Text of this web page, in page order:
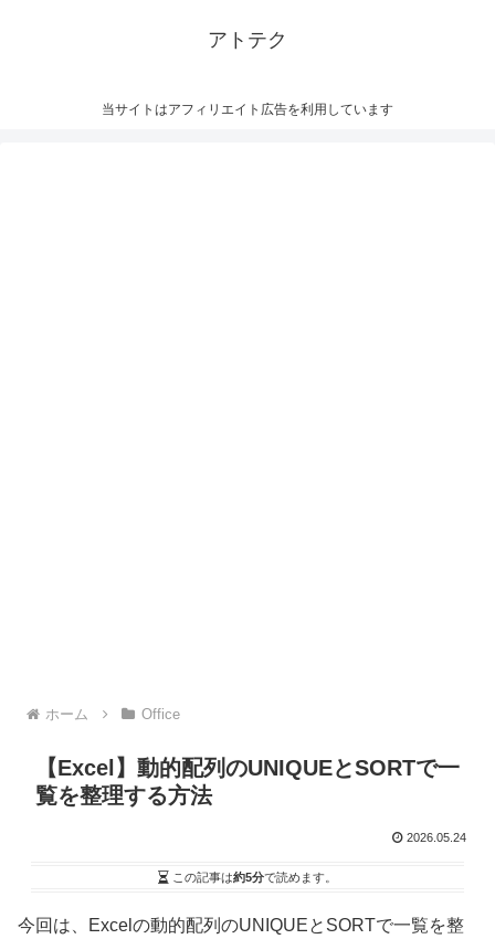
アトテク
当サイトはアフィリエイト広告を利用しています
ホーム Office
【Excel】動的配列のUNIQUEとSORTで一
覧を整理する方法
2026.05.24
この記事は約5分で読めます。
今回は、Excelの動的配列のUNIQUEとSORTで一覧を整